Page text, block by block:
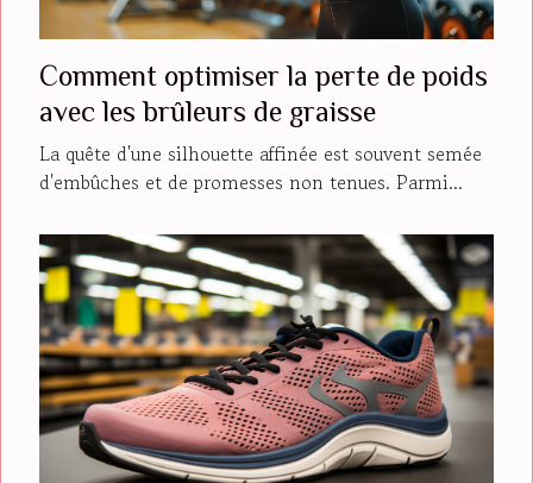
Comment optimiser la perte de poids
avec les brûleurs de graisse
La quête d'une silhouette affinée est souvent semée
d'embûches et de promesses non tenues. Parmi...